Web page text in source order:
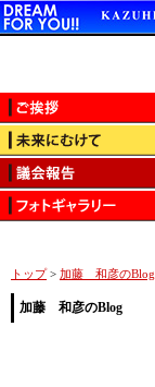
トップ> 加藤 和彦のBlog
加藤 和彦のBlog